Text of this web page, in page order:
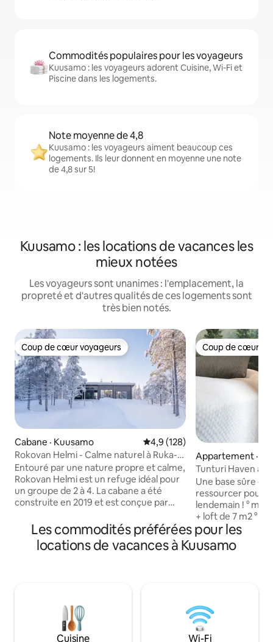
Commodités populaires pour les voyageurs
Kuusamo : les voyageurs adorent Cuisine, Wi-Fi et
Piscine dans les logements.
Note moyenne de 4,8
Kuusamo : les voyageurs aiment beaucoup ces
logements. Ils leur donnent en moyenne une note
de 4,8 sur 5!
Kuusamo : les locations de vacances les
mieux notées
Les voyageurs sont unanimes : l'emplacement, la
propreté et d'autres qualités de ces logements sont
très bien notés.
Coup de cœur voyageurs
Coup de cœur voyageurs
Cabane · Kuusamo Note moyenne de 4,9 sur 5,
4,9 (128)
Rokovan Helmi - Calme naturel à Ruka-
Kuusamo
Entouré par une nature propre et calme,
Rokovan Helmi est un refuge idéal pour
un groupe de 2 à 4. La cabane a été
construite en 2019 et est conçue par
Houses. C'est un ajustement parfait
pour les personnes qui aiment leur
propre paix dans un environnement
de Ruka Est les plus proches et à 12
minutes en voiture des services du
village de Ruka. Des pistes de ski, de
Coup de cœur
Coup de cœur
Appartement ·
Tunturi Haven
Une base sûre et
ressourcer pour
lendemain ! ° maison rénovée de 46 m2
+ loft de 7 m2 °
toutes les
climatisation °
de
plus proche » ; À
environ 20 km
Remarque !
Les commodités préférées pour les
locations de vacances à Kuusamo
Cuisine Wi-Fi